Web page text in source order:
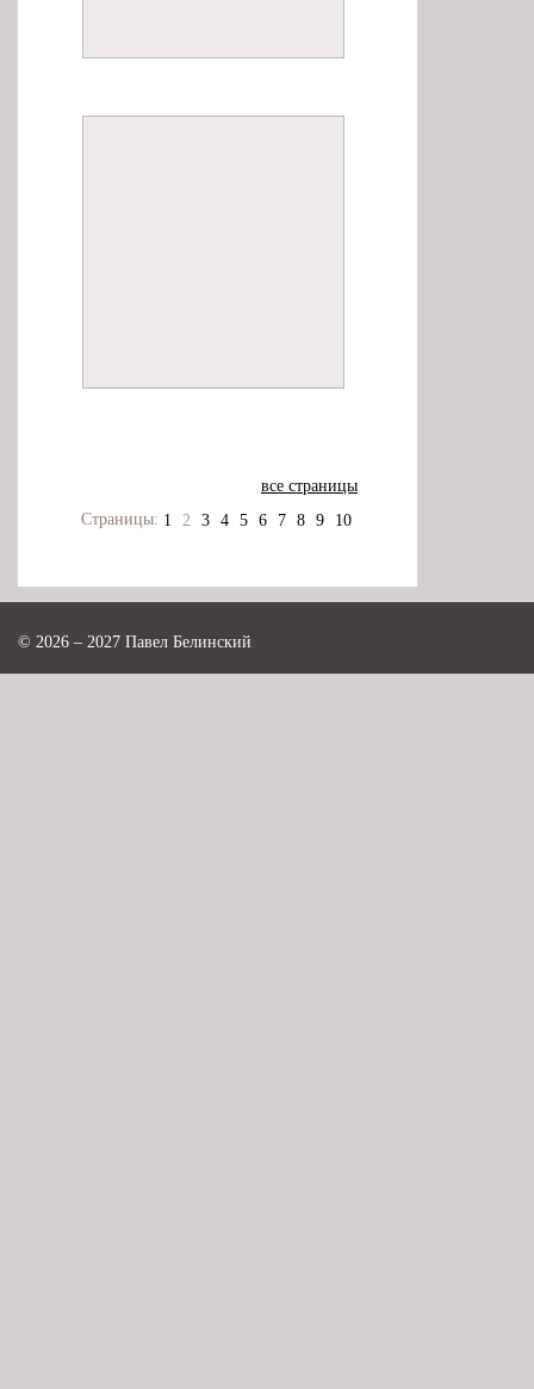
все страницы
1
2 3 4 5 6 7 8 9 10
Страницы:
© 2026 – 2027 Павел Белинский